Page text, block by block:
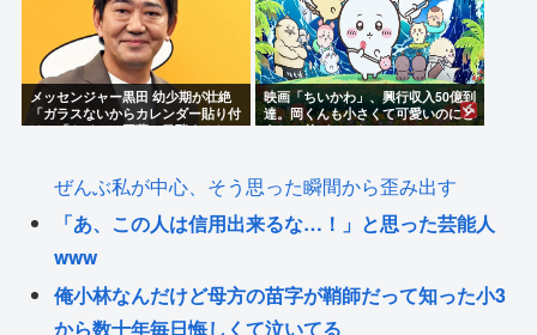
メッセンジャー黒田 幼少期が壮絶
「ガラスないからカレンダー貼り付
け」「トイレは悪夢。発酵すんね
映画「ちいかわ」、興行収入50億到
達。岡くんも小さくて可愛いのにど
うして差がついたのか…
ぜんぶ私が中心、そう思った瞬間から歪み出す
「あ、この人は信用出来るな…！」と思った芸能人
www
俺小林なんだけど母方の苗字が鞘師だって知った小3
から数十年毎日悔しくて泣いてる